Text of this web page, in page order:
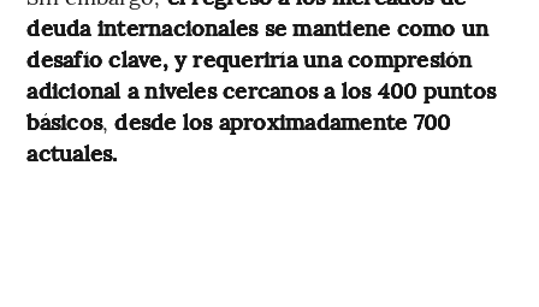
deuda internacionales se mantiene como un
desafío clave, y requeriría una compresión
adicional a niveles cercanos a los 400 puntos
básicos,desde los aproximadamente 700
actuales.